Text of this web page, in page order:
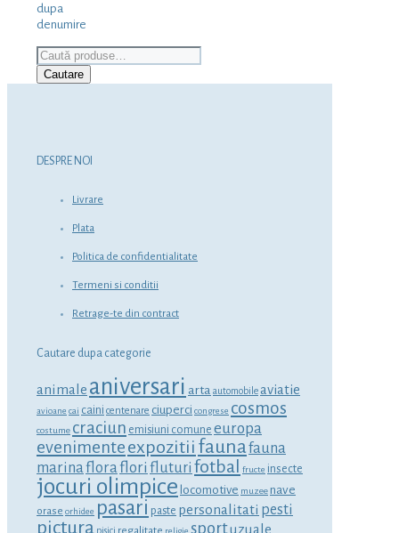
dupa
denumire
Caută
după:
Cautare
DESPRE NOI
Livrare
Plata
Politica de confidentialitate
Termeni si conditii
Retrage-te din contract
Cautare dupa categorie
animale aniversari arta automobile aviatie
avioane cai caini centenare ciuperci congrese cosmos
costume craciun emisiuni comune europa
evenimenteexpozitii faunafauna
marinafloraflori fluturi fotbal fructe insecte
jocuri olimpice locomotive muzeenave
orase orhidee pasari paste personalitati pesti
pictura sportuzuale